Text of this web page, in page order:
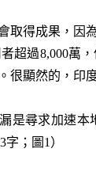
取得成果，因
超過8,000萬
很顯然的，印
是尋求加速
；圖1）